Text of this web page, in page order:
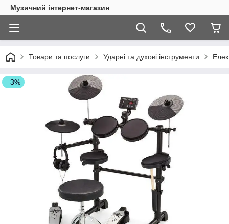
Музичний інтернет-магазин
Товари та послуги Ударні та духові інструменти
–3%